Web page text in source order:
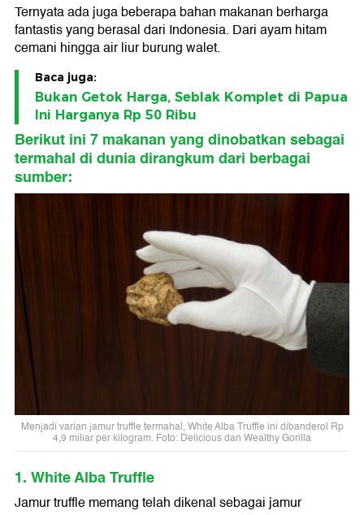
Ternyata ada juga beberapa bahan makanan berharga
fantastis yang berasal dari Indonesia. Dari ayam hitam
cemani hingga air liur burung walet.
Baca juga:
Bukan Getok Harga, Seblak Komplet di Papua
Ini Harganya Rp 50 Ribu
Berikut ini 7 makanan yang dinobatkan sebagai
termahal di dunia dirangkum dari berbagai
sumber:
Menjadi varian jamur truffle termahal, White Alba Truffle ini dibanderol Rp
4,9 miliar per kilogram. Foto: Delicious dan Wealthy Gorilla
1. White Alba Truffle
Jamur truffle memang telah dikenal sebagai jamur